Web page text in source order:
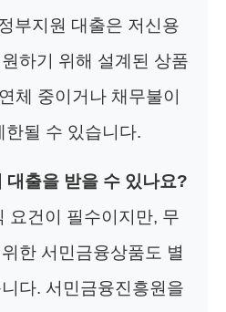
부지원 대출은 저신용
하기 위해 설계된 상품
체 중이거나 채무불이
한될 수 있습니다.
대출을 받을 수 있나요?
요건이 필수이지만, 무
한 서민금융상품도 별
다. 서민금융진흥원을